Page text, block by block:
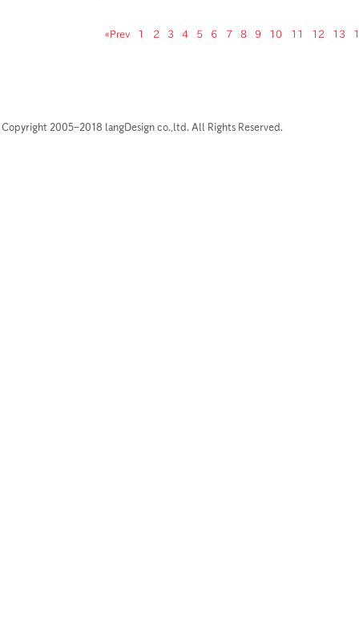
«Prev 1 2 3 4 5 6 7 8 9 10 11 12 13
Copyright 2005–2018 langDesign co.,ltd. All Rights Reserved.